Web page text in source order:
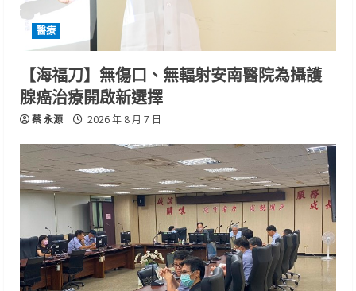
醫療
【海福刀】無傷口、無輻射安南醫院為攝護
腺癌治療開啟新選擇
蔡 永源 2026 年 8 月 7 日